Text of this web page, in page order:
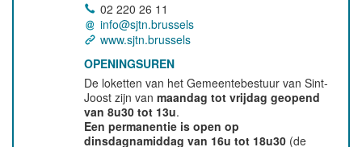
02 220 26 11
info@sjtn.brussels
www.sjtn.brussels
OPENINGSUREN
De loketten van het Gemeentebestuur van Sint-
Joost zijn vanmaandag tot vrijdag geopend
van 8u30 tot 13u.
Een permanentie is open op
dinsdagnamiddag van 16u tot 18u30 (de